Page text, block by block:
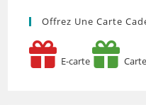
Offrez Une Carte
E-carte Carte